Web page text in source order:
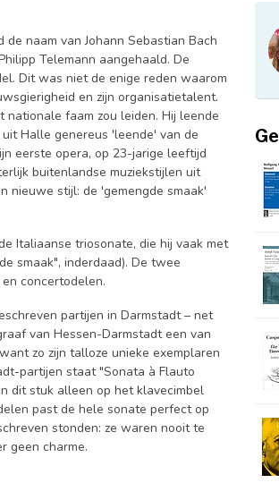
naam van Johann Sebastian Bach
Telemann aangehaald. De
Dit was niet de enige reden waarom
en zijn organisatietalent.
faam zou leiden. Hij leende
Halle genereus 'leende' van de
eerste opera, op 23-jarige leeftijd
buitenlandse muziekstijlen uit
nieuwe stijl: de 'gemengde smaak'
Italiaanse triosonate, die hij vaak met
smaak", inderdaad). De twee
concertodelen.
partijen in Darmstadt – net
van Hessen-Darmstadt een van
zo zijn talloze unieke exemplaren
partijen staat "Sonata à Flauto
dit stuk alleen op het klavecimbel
past de hele sonate perfect op
stonden: ze waren nooit te
geen charme.